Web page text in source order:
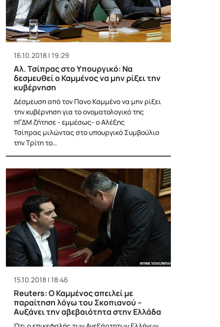
16.10.2018 | 19:29
Αλ. Τσίπρας στο Υπουργικό: Να
δεσμευθεί ο Καμμένος να μην ρίξει την
κυβέρνηση
Δέσμευση από τον Πανο Καμμένο να μην ρίξει
την κυβέρνηση για το ονοματολογικό της
πΓΔΜ ζήτησε - εμμέσως- ο Αλέξης
Τσίπρας μιλώντας στο υπουργικό Συμβούλιο
την Τρίτη το…
15.10.2018 | 18:46
Reuters: Ο Καμμένος απειλεί με
παραίτηση λόγω του Σκοπιανού –
Αυξάνει την αβεβαιότητα στην Ελλάδα